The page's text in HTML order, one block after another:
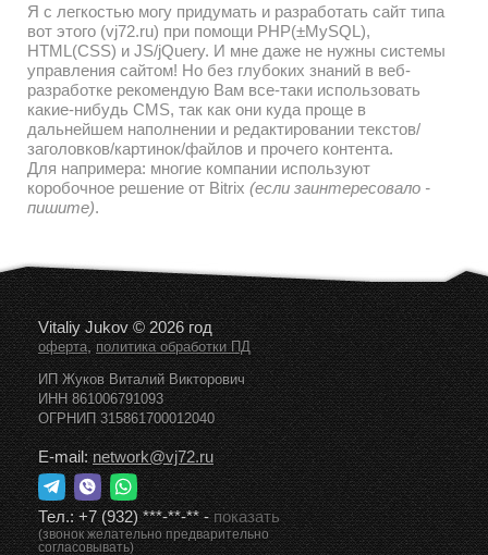
Я с легкостью могу придумать и разработать сайт типа
вот этого (vj72.ru) при помощи PHP(±MySQL),
HTML(CSS) и JS/jQuery. И мне даже не нужны системы
управления сайтом! Но без глубоких знаний в веб-
разработке рекомендую Вам все-таки использовать
какие-нибудь CMS, так как они куда проще в
дальнейшем наполнении и редактировании текстов/
заголовков/картинок/файлов и прочего контента.
Для напримера: многие компании используют
коробочное решение от Bitrix (если заинтересовало -
пишите).
Vitaliy Jukov © 2026 год
оферта,политика обработки ПД
ИП Жуков Виталий Викторович
ИНН 861006791093
ОГРНИП 315861700012040
E-mail:network@vj72.ru
Тел.:+7 (932) ***-**-**-показать
(звонок желательно предварительно
согласовывать)